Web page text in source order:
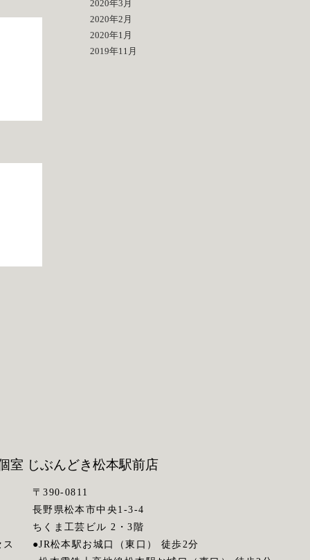
2020年3月
2020年2月
2020年1月
2019年11月
室 じぶんどき松本駅前店
〒390-0811
長野県松本市中央1-3-4
ちくま工芸ビル 2・3階
●JR松本駅お城口（東口） 徒歩2分